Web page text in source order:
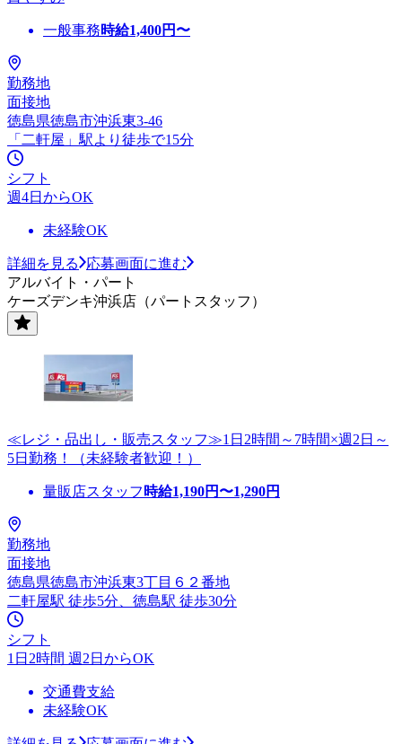
一般事務時給1,400円〜
勤務地
面接地
徳島県徳島市沖浜東3-46
「二軒屋」駅より徒歩で15分
シフト
週4日からOK
未経験OK
詳細を見る
応募画面に進む
アルバイト・パート
ケーズデンキ沖浜店（パートスタッフ）
≪レジ・品出し・販売スタッフ≫1日2時間～7時間×週2日～
5日勤務！（未経験者歓迎！）
量販店スタッフ 時給1,190円〜1,290円
勤務地
面接地
徳島県徳島市沖浜東3丁目６２番地
二軒屋駅 徒歩5分、徳島駅 徒歩30分
シフト
1日2時間 週2日からOK
交通費支給
未経験OK